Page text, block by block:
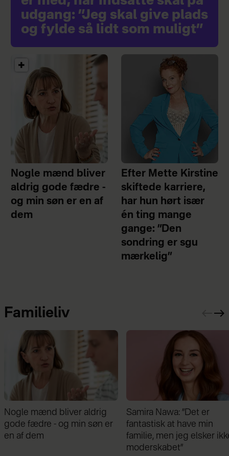
udgang: ”Jeg skal give plads
og fylde så lidt som muligt”
Nogle mænd bliver
aldrig gode fædre -
og min søn er en af
dem
Efter Mette Kirstine
skiftede karriere,
har hun hørt især
én ting mange
gange: ”Den
sondring er sgu
mærkelig”
Familieliv
Samira Nawa: ”Det er
fantastisk at have min
familie, men jeg elsker ikke
Jeg valgte at blive skilt
min mand - da jeg en
gik forbi hans hus, fik jeg
chok